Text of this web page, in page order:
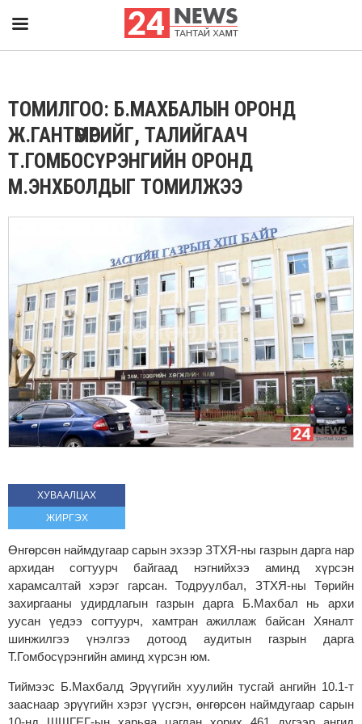
ТОМИЛГОО: Б.МАХБАЛЫН ОРОНД
Ж.ГАНТӨМӨРИЙГ, ТАЛИЙГААЧ
Т.ГОМБОСҮРЭНГИЙН ОРОНД
М.ЭНХБОЛДЫГ ТОМИЛЖЭЭ
ХУВААЛЦАХ
ЖИРГЭХ
Өнгөрсөн наймдугаар сарын эхээр ЗТХЯ-ны газрын дарга нар
архидан согтуурч байгаад нэгнийхээ аминд хүрсэн
харамсалтай хэрэг гарсан. Тодруулбал, ЗТХЯ-ны Төрийн
захиргааны удирдлагын газрын дарга Б.Махбал нь архи
уусан үедээ согтуурч, хамтран ажиллаж байсан Хяналт
шинжилгээ үнэлгээ дотоод аудитын газрын дарга
Т.Гомбосүрэнгийн аминд хүрсэн юм.
Тиймээс Б.Махбалд Эрүүгийн хуулийн тусгай ангийн 10.1-т
зааснаар эрүүгийн хэрэг үүсгэн, өнгөрсөн наймдугаар сарын